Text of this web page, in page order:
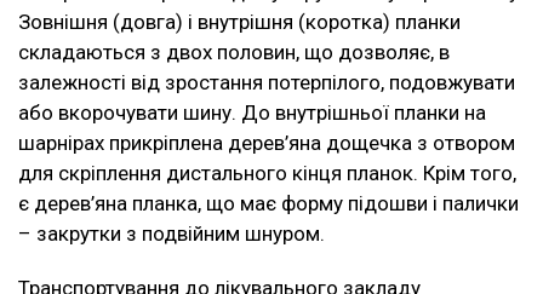
Зовнішня (довга) і внутрішня (коротка) планки
складаються з двох половин, що дозволяє, в
залежності від зростання потерпілого, подовжувати
або вкорочувати шину. До внутрішньої планки на
шарнірах прикріплена дерев’яна дощечка з отвором
для скріплення дистального кінця планок. Крім того,
є дерев’яна планка, що має форму підошви і палички
– закрутки з подвійним шнуром.
Транспортування до лікувального закладу